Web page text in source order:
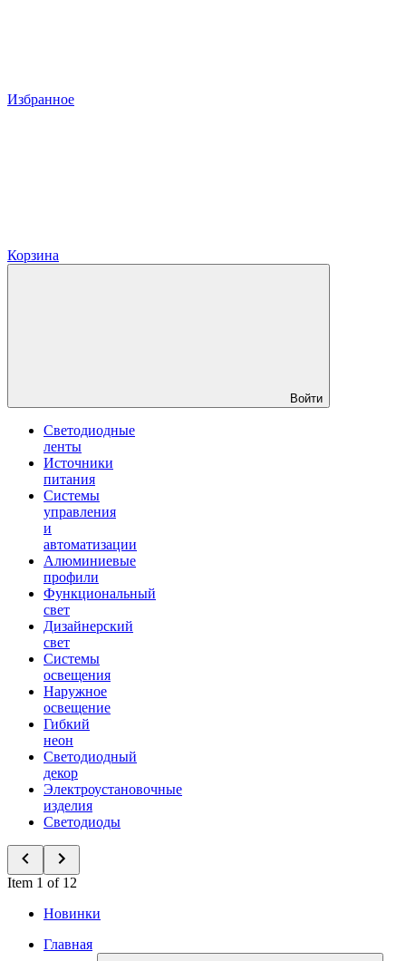
Избранное
Корзина
Войти
Светодиодные
ленты
Источники
питания
Системы
управления
и
автоматизации
Алюминиевые
профили
Функциональный
свет
Дизайнерский
свет
Системы
освещения
Наружное
освещение
Гибкий
неон
Светодиодный
декор
Электроустановочные
изделия
Светодиоды
Item 1 of 12
Новинки
Главная